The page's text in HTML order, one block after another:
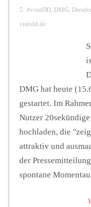
#visitDD, DMG,
visitdd.de
DMG hat heute
gestartet. Im
Nutzer
hochladen, die
attraktiv und
der
spontane